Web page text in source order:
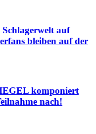
auf
bleiben auf der
komponiert
nach!